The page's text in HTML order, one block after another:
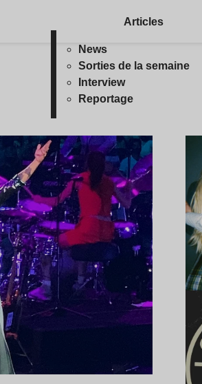
Articles
News
Sorties de la semaine
Interview
Reportage